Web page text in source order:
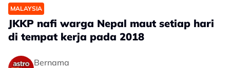
MALAYSIA
JKKP nafi warga Nepal maut setiap hari
di tempat kerja pada 2018
Bernama